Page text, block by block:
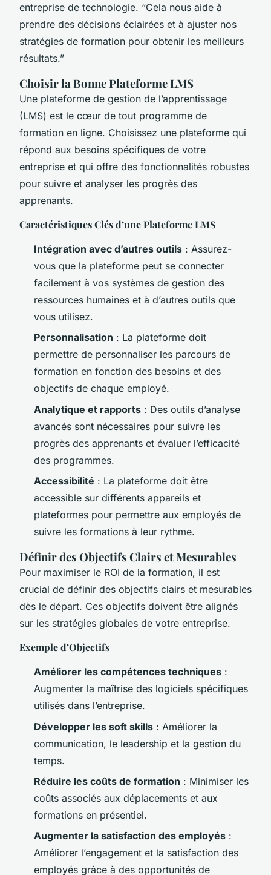
entreprise de technologie. “Cela nous aide à
prendre des décisions éclairées et à ajuster nos
stratégies de formation pour obtenir les meilleurs
résultats.”
Choisir la Bonne Plateforme LMS
Une plateforme de gestion de l’apprentissage
(LMS) est le cœur de tout programme de
formation en ligne. Choisissez une plateforme qui
répond aux besoins spécifiques de votre
entreprise et qui offre des fonctionnalités robustes
pour suivre et analyser les progrès des
apprenants.
Caractéristiques Clés d’une Plateforme LMS
Intégration avec d’autres outils : Assurez-
vous que la plateforme peut se connecter
facilement à vos systèmes de gestion des
ressources humaines et à d’autres outils que
vous utilisez.
Personnalisation : La plateforme doit
permettre de personnaliser les parcours de
formation en fonction des besoins et des
objectifs de chaque employé.
Analytique et rapports : Des outils d’analyse
avancés sont nécessaires pour suivre les
progrès des apprenants et évaluer l’efficacité
des programmes.
Accessibilité : La plateforme doit être
accessible sur différents appareils et
plateformes pour permettre aux employés de
suivre les formations à leur rythme.
Définir des Objectifs Clairs et Mesurables
Pour maximiser le ROI de la formation, il est
crucial de définir des objectifs clairs et mesurables
dès le départ. Ces objectifs doivent être alignés
sur les stratégies globales de votre entreprise.
Exemple d’Objectifs
Améliorer les compétences techniques :
Augmenter la maîtrise des logiciels spécifiques
utilisés dans l’entreprise.
Développer les soft skills : Améliorer la
communication, le leadership et la gestion du
temps.
Réduire les coûts de formation : Minimiser les
coûts associés aux déplacements et aux
formations en présentiel.
Augmenter la satisfaction des employés :
Améliorer l’engagement et la satisfaction des
employés grâce à des opportunités de